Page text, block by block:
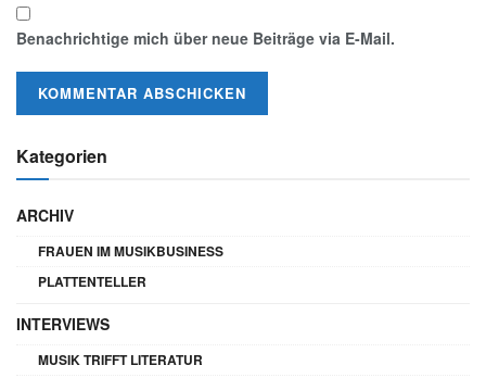
Benachrichtige mich über neue Beiträge via E-Mail.
Kategorien
ARCHIV
FRAUEN IM MUSIKBUSINESS
PLATTENTELLER
INTERVIEWS
MUSIK TRIFFT LITERATUR